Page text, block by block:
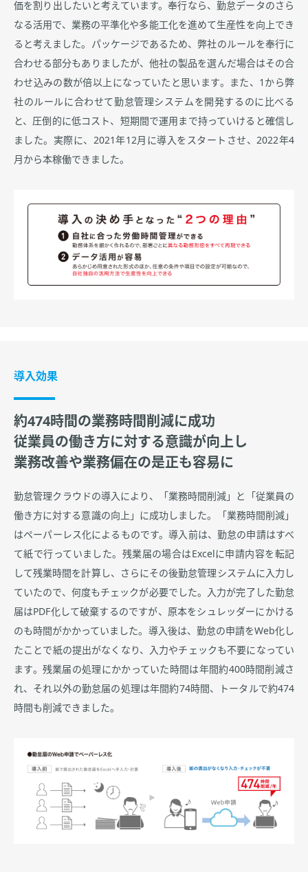
価を割り出したいと考えています。奉行なら、勤怠データのさら
なる活用で、業務の平準化や多能工化を進めて生産性を向上でき
ると考えました。パッケージであるため、弊社のルールを奉行に
合わせる部分もありましたが、他社の製品を選んだ場合はその合
わせ込みの数が倍以上になっていたと思います。また、1から弊
社のルールに合わせて勤怠管理システムを開発するのに比べる
と、圧倒的に低コスト、短期間で運用まで持っていけると確信し
ました。実際に、2021年12月に導入をスタートさせ、2022年4
月から本稼働できました。
導入効果
約474時間の業務時間削減に成功
従業員の働き方に対する意識が向上し
業務改善や業務偏在の是正も容易に
勤怠管理クラウドの導入により、「業務時間削減」と「従業員の
働き方に対する意識の向上」に成功しました。「業務時間削減」
はペーパーレス化によるものです。導入前は、勤怠の申請はすべ
て紙で行っていました。残業届の場合はExcelに申請内容を転記
して残業時間を計算し、さらにその後勤怠管理システムに入力し
ていたので、何度もチェックが必要でした。入力が完了した勤怠
届はPDF化して破棄するのですが、原本をシュレッダーにかける
のも時間がかかっていました。導入後は、勤怠の申請をWeb化し
たことで紙の提出がなくなり、入力やチェックも不要になってい
ます。残業届の処理にかかっていた時間は年間約400時間削減さ
れ、それ以外の勤怠届の処理は年間約74時間、トータルで約474
時間も削減できました。